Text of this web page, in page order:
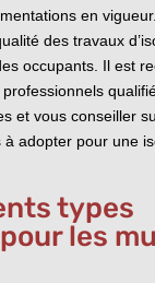
en
des travaux
occupants. Il est
et vous conseiller
adopter pour une
types
les